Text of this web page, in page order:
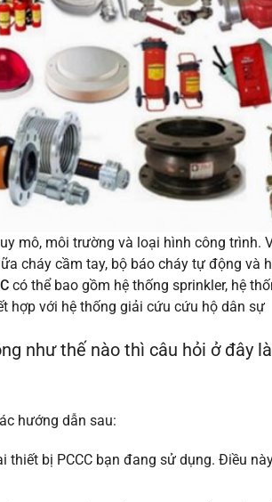
mô, môi trường và loại hình công trình.
cháy cầm tay, bộ báo cháy tự động và
có thể bao gồm hệ thống sprinkler, hệ
hợp với hệ thống giải cứu cứu hộ dân sự
như thế nào thì câu hỏi ở đây
hướng dẫn sau:
thiết bị PCCC bạn đang sử dụng. Điều